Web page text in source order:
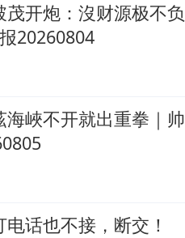
开炮：沒财源极不负
20260804
海峽不开就出重拳｜帅
话也不接，断交！